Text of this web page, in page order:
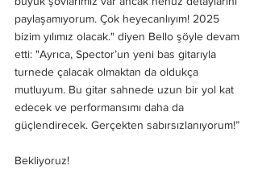
paylaşamıyorum. Çok heyecanlıyım! 2025
bizim yılımız olacak." diyen Bello şöyle devam
etti: "Ayrıca, Spector’un yeni bas gitarıyla
turnede çalacak olmaktan da oldukça
mutluyum. Bu gitar sahnede uzun bir yol kat
edecek ve performansımı daha da
güçlendirecek. Gerçekten sabırsızlanıyorum!”
Bekliyoruz!